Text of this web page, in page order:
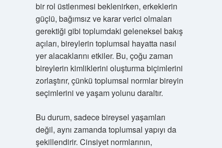
bir rol üstlenmesi beklenirken, erkeklerin
güçlü, bağımsız ve karar verici olmaları
gerektiği gibi toplumdaki geleneksel bakış
açıları, bireylerin toplumsal hayatta nasıl
yer alacaklarını etkiler. Bu, çoğu zaman
bireylerin kimliklerini oluşturma biçimlerini
zorlaştırır, çünkü toplumsal normlar bireyin
seçimlerini ve yaşam yolunu daraltır.
Bu durum, sadece bireysel yaşamları
değil, aynı zamanda toplumsal yapıyı da
şekillendirir. Cinsiyet normlarının,